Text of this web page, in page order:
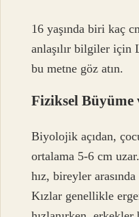
16 yaşında biri kaç
anlaşılır bilgiler için
bu metne göz atın.
Fiziksel Büyüme
Biyolojik açıdan,
ortalama 5-6 cm
hız, bireyler
Kızlar genellikle